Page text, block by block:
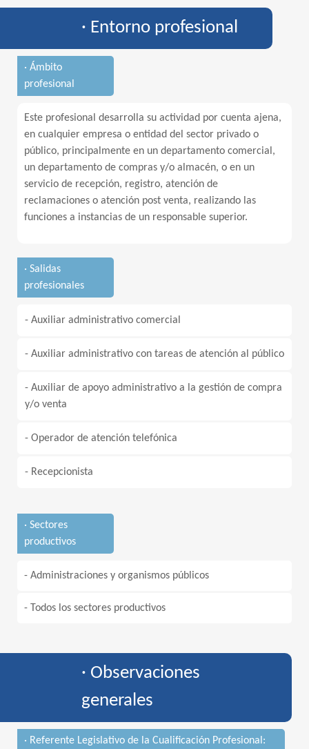
· Entorno profesional
· Ámbito
profesional
Este profesional desarrolla su actividad por cuenta ajena,
en cualquier empresa o entidad del sector privado o
público, principalmente en un departamento comercial,
un departamento de compras y/o almacén, o en un
servicio de recepción, registro, atención de
reclamaciones o atención post venta, realizando las
funciones a instancias de un responsable superior.
· Salidas
profesionales
- Auxiliar administrativo comercial
- Auxiliar administrativo con tareas de atención al público
- Auxiliar de apoyo administrativo a la gestión de compra
y/o venta
- Operador de atención telefónica
- Recepcionista
· Sectores
productivos
- Administraciones y organismos públicos
- Todos los sectores productivos
· Observaciones
generales
· Referente Legislativo de la Cualificación Profesional: